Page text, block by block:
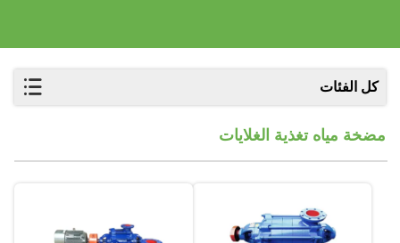
كل الفئات
مضخة مياه تغذية الغلايات